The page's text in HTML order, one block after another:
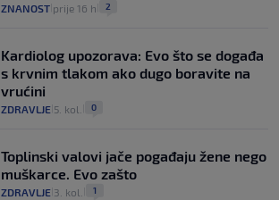
ZNANOST prije 16 h 2
Kardiolog upozorava: Evo što se događa
s krvnim tlakom ako dugo boravite na
vrućini
ZDRAVLJE 5. kol. 0
Toplinski valovi jače pogađaju žene nego
muškarce. Evo zašto
ZDRAVLJE 3. kol. 1